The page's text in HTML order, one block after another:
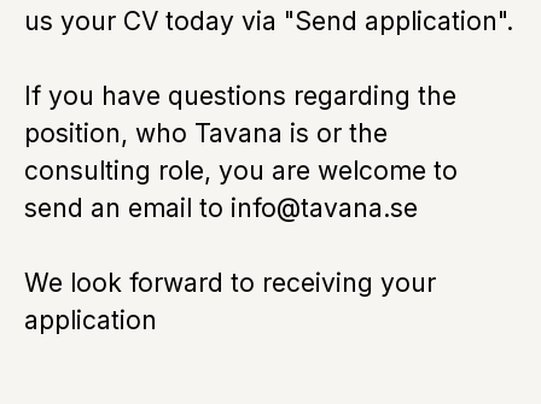
us your CV today via "Send application".
If you have questions regarding the
position, who Tavana is or the
consulting role, you are welcome to
send an email to info@tavana.se
We look forward to receiving your
application